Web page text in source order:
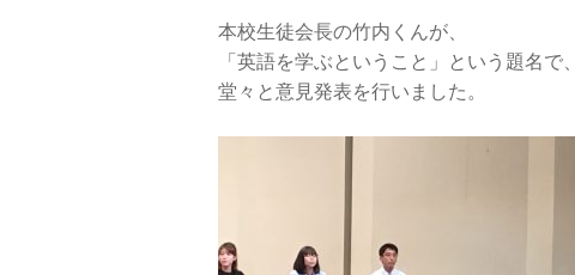
本校生徒会長の竹内くんが、
「英語を学ぶということ」という題名で、
堂々と意見発表を行いました。